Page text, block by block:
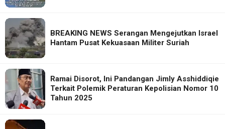
BREAKING NEWS Serangan Mengejutkan Israel
Hantam Pusat Kekuasaan Militer Suriah
Ramai Disorot, Ini Pandangan Jimly Asshiddiqie
Terkait Polemik Peraturan Kepolisian Nomor 10
Tahun 2025